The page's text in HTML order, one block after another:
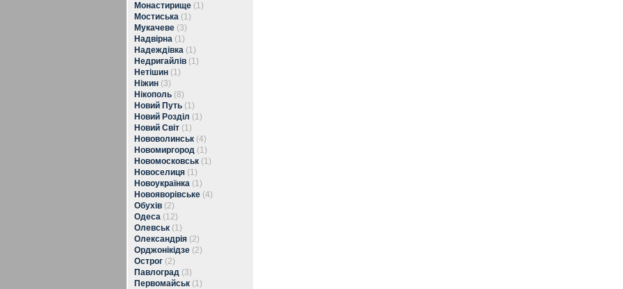
Монастирище (1)
Мостиська (1)
Мукачеве (3)
Надвірна (1)
Надеждівка (1)
Недригайлів (1)
Нетішин (1)
Ніжин (3)
Нікополь (8)
Новий Путь (1)
Новий Розділ (1)
Новий Світ (1)
Нововолинськ (4)
Новомиргород (1)
Новомосковськ (1)
Новоселиця (1)
Новоукраїнка (1)
Новояворівське (4)
Обухів (2)
Одеса (12)
Олевськ (1)
Олександрія (2)
Орджонікідзе (2)
Острог (2)
Павлоград (3)
Первомайськ (1)